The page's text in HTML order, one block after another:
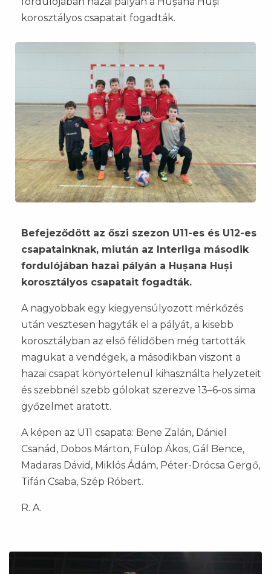
korosztályos csapatait fogadták.
Befejeződött az őszi szezon U11-es és U12-es
csapatainknak, miután az Interliga második
fordulójában hazai pályán a Hușana Huși
korosztályos csapatait fogadták.
A nagyobbak egy kiegyensúlyozott mérkőzés
után vesztesen hagyták el a pályát, a kisebb
korosztályban az első félidőben még tartották
magukat a vendégek, a másodikban viszont a
hazai csapat könyörtelenül kihasználta helyzeteit
és szebbnél szebb gólokat szerezve 13–6-os sima
győzelmet aratott.
A képen az U11 csapata: Bene Zalán, Dániel
Csanád, Dobos Márton, Fülöp Ákos, Gál Bence,
Madaras Dávid, Miklós Ádám, Péter-Drócsa Gergő,
Tifán Csaba, Szép Róbert.
R. A.